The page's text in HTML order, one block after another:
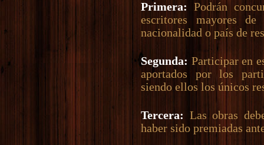
Primera: Podrán
escritores mayores
nacionalidad o país de
Segunda: Participar en
aportados por los
siendo ellos los únicos
Tercera: Las obras
haber sido premiadas